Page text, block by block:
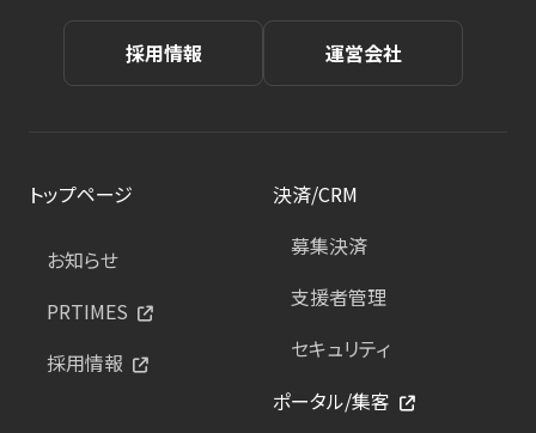
採用情報 運営会社
トップページ
お知らせ
PRTIMES
採用情報
決済/CRM
募集決済
支援者管理
セキュリティ
ポータル/集客